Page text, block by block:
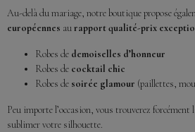
Au-delà du mariage, notre boutique propose
européennes aurapport qualité-prix
Robes de demoiselles d’honneur
Robes de cocktail chic
Robes de soirée glamour (paillettes,
Peu importe l’occasion, vous trouverez forcément
sublimer votre silhouette.